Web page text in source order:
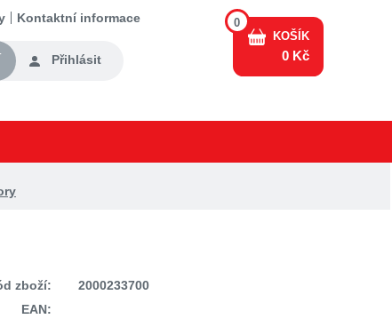
Kontaktní informace
Přihlásit
0
KOŠÍK
0 Kč
zboží:
2000233700
EAN: